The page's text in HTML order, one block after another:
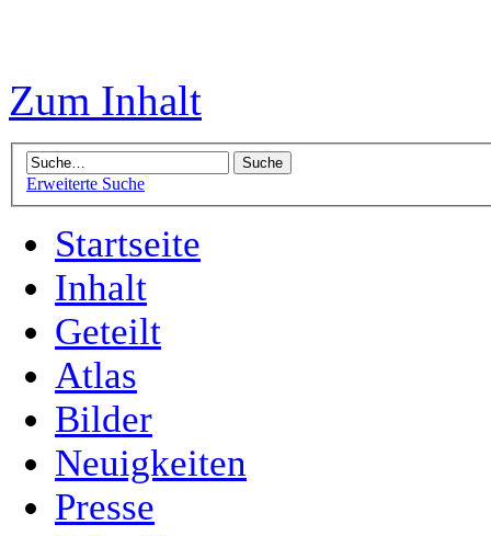
Zum Inhalt
Erweiterte Suche
Startseite
Inhalt
Geteilt
Atlas
Bilder
Neuigkeiten
Presse